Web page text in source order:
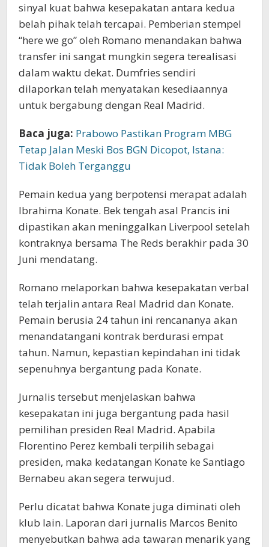
sinyal kuat bahwa kesepakatan antara kedua
belah pihak telah tercapai. Pemberian stempel
“here we go” oleh Romano menandakan bahwa
transfer ini sangat mungkin segera terealisasi
dalam waktu dekat. Dumfries sendiri
dilaporkan telah menyatakan kesediaannya
untuk bergabung dengan Real Madrid.
Baca juga: Prabowo Pastikan Program MBG
Tetap Jalan Meski Bos BGN Dicopot, Istana:
Tidak Boleh Terganggu
Pemain kedua yang berpotensi merapat adalah
Ibrahima Konate. Bek tengah asal Prancis ini
dipastikan akan meninggalkan Liverpool setelah
kontraknya bersama The Reds berakhir pada 30
Juni mendatang.
Romano melaporkan bahwa kesepakatan verbal
telah terjalin antara Real Madrid dan Konate.
Pemain berusia 24 tahun ini rencananya akan
menandatangani kontrak berdurasi empat
tahun. Namun, kepastian kepindahan ini tidak
sepenuhnya bergantung pada Konate.
Jurnalis tersebut menjelaskan bahwa
kesepakatan ini juga bergantung pada hasil
pemilihan presiden Real Madrid. Apabila
Florentino Perez kembali terpilih sebagai
presiden, maka kedatangan Konate ke Santiago
Bernabeu akan segera terwujud.
Perlu dicatat bahwa Konate juga diminati oleh
klub lain. Laporan dari jurnalis Marcos Benito
menyebutkan bahwa ada tawaran menarik yang